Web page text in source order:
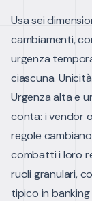
Usa sei
cambiamenti,
urgenza
ciascuna.
Urgenza alta e
conta: i vendor
regole
combatti i loro
ruoli granulari,
tipico in